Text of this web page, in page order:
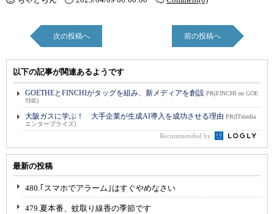
次の投稿へ 前の投稿へ
以下の記事が関連あるようです
GOETHEとFINCHIがタッグを組み、新メディアを創設 PR(FINCHI on GOE
THE)
大阪ガスに学ぶ！ 大手企業が生成AI導入を成功させる理由 PR(ITmedia
エンタープライズ)
Recommended by
最新の投稿
480.｢スマホでアラーム｣はすぐやめなさい
479.夏本番、蚊取り線香の季節です